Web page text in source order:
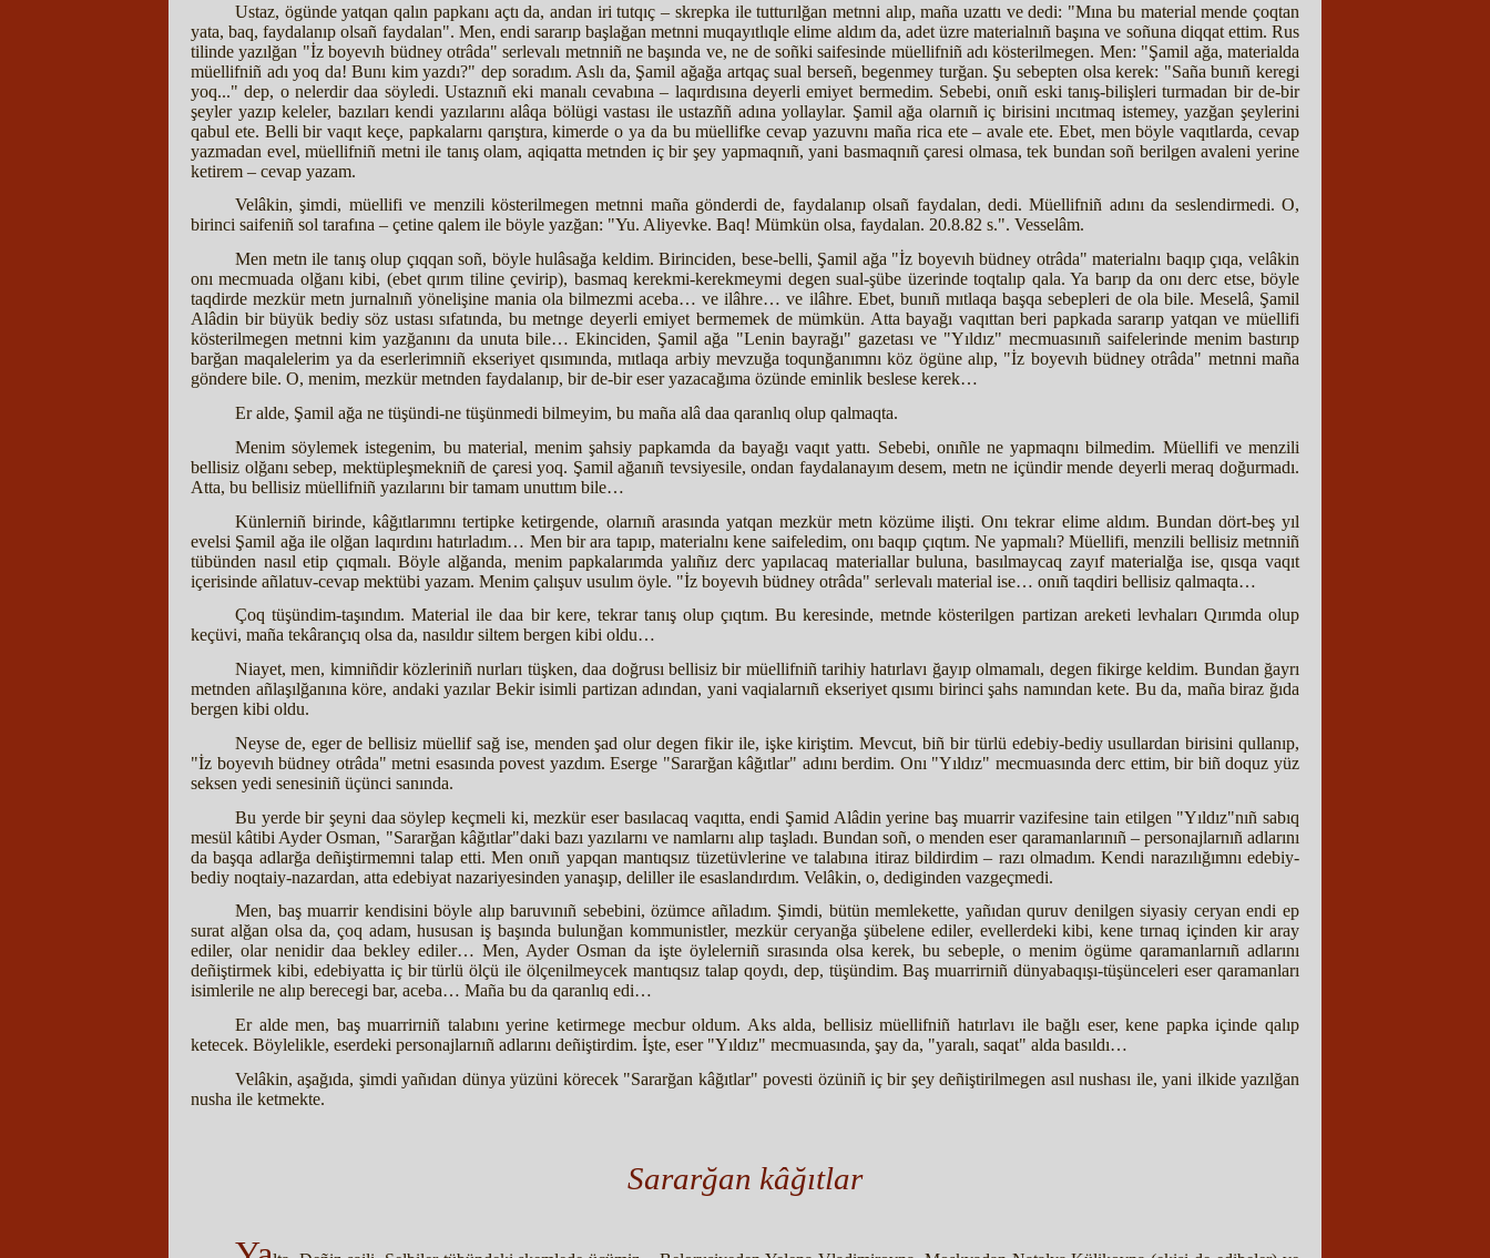
Ustaz, ögünde yatqan qalın papkanı açtı da, andan iri tutqıç – skrepka ile tutturılğan metnni alıp, maña uzattı ve dedi: "Mına bu material mende çoqtan
yata, baq, faydalanıp olsañ faydalan". Men, endi sararıp başlağan metnni muqayıtlıqle elime aldım da, adet üzre materialnıñ başına ve soñuna diqqat ettim. Rus
tilinde yazılğan "İz boyevıh büdney otrâda" serlevalı metnniñ ne başında ve, ne de soñki saifesinde müellifniñ adı kösterilmegen. Men: "Şamil ağa, materialda
müellifniñ adı yoq da! Bunı kim yazdı?" dep soradım. Aslı da, Şamil ağağa artqaç sual berseñ, begenmey turğan. Şu sebepten olsa kerek: "Saña bunıñ keregi
yoq..." dep, o nelerdir daa söyledi. Ustaznıñ eki manalı cevabına – laqırdısına deyerli emiyet bermedim. Sebebi, onıñ eski tanış-bilişleri turmadan bir de-bir
şeyler yazıp keleler, bazıları kendi yazılarını alâqa bölügi vastası ile ustazññ adına yollaylar. Şamil ağa olarnıñ iç birisini ıncıtmaq istemey, yazğan şeylerini
qabul ete. Belli bir vaqıt keçe, papkalarnı qarıştıra, kimerde o ya da bu müellifke cevap yazuvnı maña rica ete – avale ete. Ebet, men böyle vaqıtlarda, cevap
yazmadan evel, müellifniñ metni ile tanış olam, aqiqatta metnden iç bir şey yapmaqnıñ, yani basmaqnıñ çaresi olmasa, tek bundan soñ berilgen avaleni yerine
ketirem – cevap yazam.
Velâkin, şimdi, müellifi ve menzili kösterilmegen metnni maña gönderdi de, faydalanıp olsañ faydalan, dedi. Müellifniñ adını da seslendirmedi. O,
birinci saifeniñ sol tarafına – çetine qalem ile böyle yazğan: "Yu. Aliyevke. Baq! Mümkün olsa, faydalan. 20.8.82 s.". Vesselâm.
Men metn ile tanış olup çıqqan soñ, böyle hulâsağa keldim. Birinciden, bese-belli, Şamil ağa "İz boyevıh büdney otrâda" materialnı baqıp çıqa, velâkin
onı mecmuada olğanı kibi, (ebet qırım tiline çevirip), basmaq kerekmi-kerekmeymi degen sual-şübe üzerinde toqtalıp qala. Ya barıp da onı derc etse, böyle
taqdirde mezkür metn jurnalnıñ yönelişine mania ola bilmezmi aceba… ve ilâhre… ve ilâhre. Ebet, bunıñ mıtlaqa başqa sebepleri de ola bile. Meselâ, Şamil
Alâdin bir büyük bediy söz ustası sıfatında, bu metnge deyerli emiyet bermemek de mümkün. Atta bayağı vaqıttan beri papkada sararıp yatqan ve müellifi
kösterilmegen metnni kim yazğanını da unuta bile… Ekinciden, Şamil ağa "Lenin bayrağı" gazetası ve "Yıldız" mecmuasınıñ saifelerinde menim bastırıp
barğan maqalelerim ya da eserlerimniñ ekseriyet qısımında, mıtlaqa arbiy mevzuğa toqunğanımnı köz ögüne alıp, "İz boyevıh büdney otrâda" metnni maña
göndere bile. O, menim, mezkür metnden faydalanıp, bir de-bir eser yazacağıma özünde eminlik beslese kerek…
Er alde, Şamil ağa ne tüşündi-ne tüşünmedi bilmeyim, bu maña alâ daa qaranlıq olup qalmaqta.
Menim söylemek istegenim, bu material, menim şahsiy papkamda da bayağı vaqıt yattı. Sebebi, onıñle ne yapmaqnı bilmedim. Müellifi ve menzili
bellisiz olğanı sebep, mektüpleşmekniñ de çaresi yoq. Şamil ağanıñ tevsiyesile, ondan faydalanayım desem, metn ne içündir mende deyerli meraq doğurmadı.
Atta, bu bellisiz müellifniñ yazılarını bir tamam unuttım bile…
Künlerniñ birinde, kâğıtlarımnı tertipke ketirgende, olarnıñ arasında yatqan mezkür metn közüme ilişti. Onı tekrar elime aldım. Bundan dört-beş yıl
evelsi Şamil ağa ile olğan laqırdını hatırladım… Men bir ara tapıp, materialnı kene saifeledim, onı baqıp çıqtım. Ne yapmalı? Müellifi, menzili bellisiz metnniñ
tübünden nasıl etip çıqmalı. Böyle alğanda, menim papkalarımda yalıñız derc yapılacaq materiallar buluna, basılmaycaq zayıf materialğa ise, qısqa vaqıt
içerisinde añlatuv-cevap mektübi yazam. Menim çalışuv usulım öyle. "İz boyevıh büdney otrâda" serlevalı material ise… onıñ taqdiri bellisiz qalmaqta…
Çoq tüşündim-taşındım. Material ile daa bir kere, tekrar tanış olup çıqtım. Bu keresinde, metnde kösterilgen partizan areketi levhaları Qırımda olup
keçüvi, maña tekârançıq olsa da, nasıldır siltem bergen kibi oldu…
Niayet, men, kimniñdir közleriniñ nurları tüşken, daa doğrusı bellisiz bir müellifniñ tarihiy hatırlavı ğayıp olmamalı, degen fikirge keldim. Bundan ğayrı
metnden añlaşılğanına köre, andaki yazılar Bekir isimli partizan adından, yani vaqialarnıñ ekseriyet qısımı birinci şahs namından kete. Bu da, maña biraz ğıda
bergen kibi oldu.
Neyse de, eger de bellisiz müellif sağ ise, menden şad olur degen fikir ile, işke kiriştim. Mevcut, biñ bir türlü edebiy-bediy usullardan birisini qullanıp,
"İz boyevıh büdney otrâda" metni esasında povest yazdım. Eserge "Sararğan kâğıtlar" adını berdim. Onı "Yıldız" mecmuasında derc ettim, bir biñ doquz yüz
seksen yedi senesiniñ üçünci sanında.
Bu yerde bir şeyni daa söylep keçmeli ki, mezkür eser basılacaq vaqıtta, endi Şamid Alâdin yerine baş muarrir vazifesine tain etilgen "Yıldız"nıñ sabıq
mesül kâtibi Ayder Osman, "Sararğan kâğıtlar"daki bazı yazılarnı ve namlarnı alıp taşladı. Bundan soñ, o menden eser qaramanlarınıñ – personajlarnıñ adlarını
da başqa adlarğa deñiştirmemni talap etti. Men onıñ yapqan mantıqsız tüzetüvlerine ve talabına itiraz bildirdim – razı olmadım. Kendi narazılığımnı edebiy-
bediy noqtaiy-nazardan, atta edebiyat nazariyesinden yanaşıp, deliller ile esaslandırdım. Velâkin, o, dediginden vazgeçmedi.
Men, baş muarrir kendisini böyle alıp baruvınıñ sebebini, özümce añladım. Şimdi, bütün memlekette, yañıdan quruv denilgen siyasiy ceryan endi ep
surat alğan olsa da, çoq adam, hususan iş başında bulunğan kommunistler, mezkür ceryanğa şübelene ediler, evellerdeki kibi, kene tırnaq içinden kir aray
ediler, olar nenidir daa bekley ediler… Men, Ayder Osman da işte öylelerniñ sırasında olsa kerek, bu sebeple, o menim ögüme qaramanlarnıñ adlarını
deñiştirmek kibi, edebiyatta iç bir türlü ölçü ile ölçenilmeycek mantıqsız talap qoydı, dep, tüşündim. Baş muarrirniñ dünyabaqışı-tüşünceleri eser qaramanları
isimlerile ne alıp berecegi bar, aceba… Maña bu da qaranlıq edi…
Er alde men, baş muarrirniñ talabını yerine ketirmege mecbur oldum. Aks alda, bellisiz müellifniñ hatırlavı ile bağlı eser, kene papka içinde qalıp
ketecek. Böylelikle, eserdeki personajlarnıñ adlarını deñiştirdim. İşte, eser "Yıldız" mecmuasında, şay da, "yaralı, saqat" alda basıldı…
Velâkin, aşağıda, şimdi yañıdan dünya yüzüni körecek "Sararğan kâğıtlar" povesti özüniñ iç bir şey deñiştirilmegen asıl nushası ile, yani ilkide yazılğan
nusha ile ketmekte.
Sararğan kâğıtlar